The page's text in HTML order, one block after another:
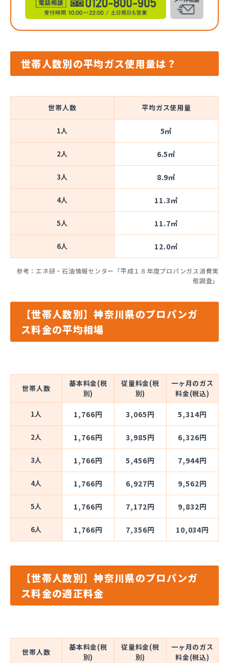
世帯人数別の平均ガス使用量は？
世帯人数 平均ガス使用量
1人 5㎥
2人 6.5㎥
3人 8.9㎥
4人 11.3㎥
5人 11.7㎥
6人 12.0㎥
参考：エネ研・石油情報センター「平成１８年度プロパンガス消費実
態調査」
【世帯人数別】神奈川県のプロパンガ
ス料金の平均相場
世帯人数
基本料金(税
別)
従量料金(税
別)
一ヶ月のガス
料金(税込)
1人 1,766円 3,065円 5,314円
2人 1,766円 3,985円 6,326円
3人 1,766円 5,456円 7,944円
4人 1,766円 6,927円 9,562円
5人 1,766円 7,172円 9,832円
6人 1,766円 7,356円 10,034円
【世帯人数別】神奈川県のプロパンガ
ス料金の適正料金
世帯人数
基本料金(税
別)
従量料金(税
別)
一ヶ月のガス
料金(税込)